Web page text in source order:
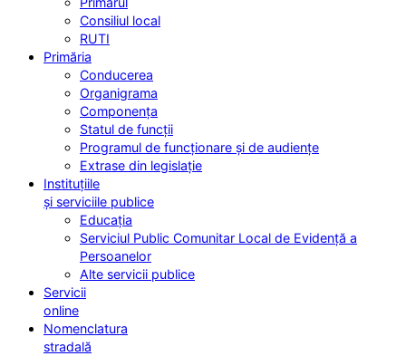
Consiliul local
RUTI
Primăria
Conducerea
Organigrama
Componența
Statul de funcții
Programul de funcționare și de audiențe
Extrase din legislație
Instituțiile
și serviciile publice
Educația
Serviciul Public Comunitar Local de Evidență a
Persoanelor
Alte servicii publice
Servicii
online
Nomenclatura
stradală